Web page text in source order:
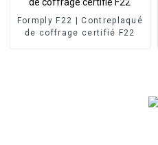
Formply F22 | Contreplaqué
de coffrage certifié F22